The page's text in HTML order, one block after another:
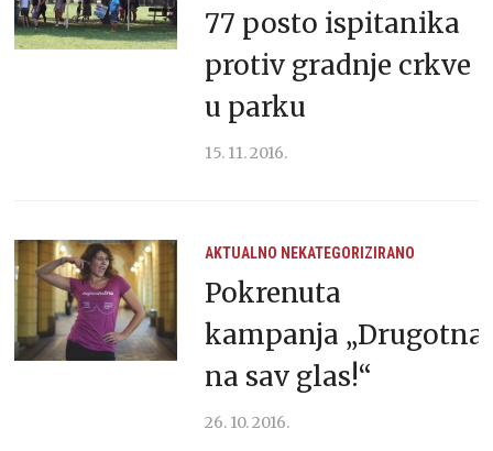
77 posto ispitanika
protiv gradnje crkve
u parku
15. 11. 2016.
AKTUALNO NEKATEGORIZIRANO
Pokrenuta
kampanja „Drugotna
na sav glas!“
26. 10. 2016.